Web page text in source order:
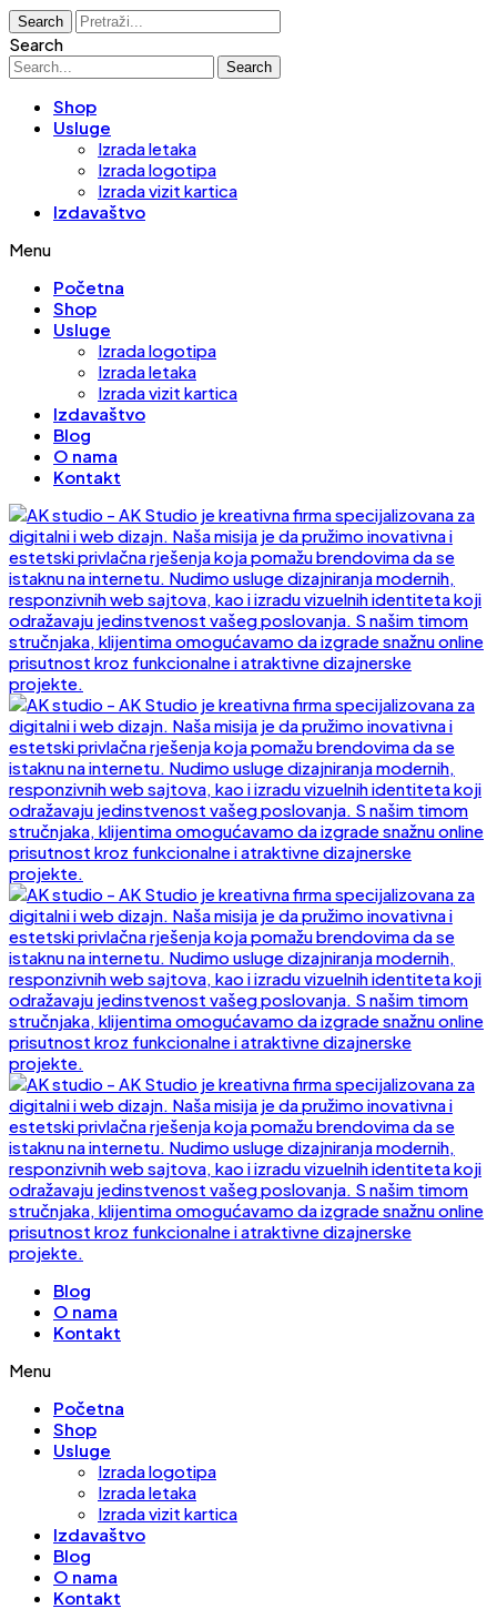
Search
Search
Search
Shop
Usluge
Izrada letaka
Izrada logotipa
Izrada vizit kartica
Izdavaštvo
Menu
Početna
Shop
Usluge
Izrada logotipa
Izrada letaka
Izrada vizit kartica
Izdavaštvo
Blog
O nama
Kontakt
Blog
O nama
Kontakt
Menu
Početna
Shop
Usluge
Izrada logotipa
Izrada letaka
Izrada vizit kartica
Izdavaštvo
Blog
O nama
Kontakt